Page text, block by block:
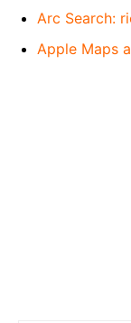
Arc Search:
Apple Maps